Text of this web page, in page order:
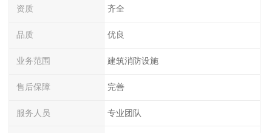
资质 齐全
品质 优良
业务范围 建筑消防设施
售后保障 完善
服务人员 专业团队